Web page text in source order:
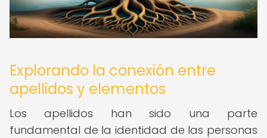
Explorando la conexión entre
apellidos y elementos
Los apellidos han sido una parte
fundamental de la identidad de las personas